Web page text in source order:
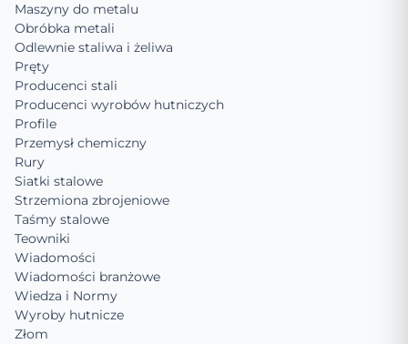
Maszyny do metalu
Obróbka metali
Odlewnie staliwa i żeliwa
Pręty
Producenci stali
Producenci wyrobów hutniczych
Profile
Przemysł chemiczny
Rury
Siatki stalowe
Strzemiona zbrojeniowe
Taśmy stalowe
Teowniki
Wiadomości
Wiadomości branżowe
Wiedza i Normy
Wyroby hutnicze
Złom